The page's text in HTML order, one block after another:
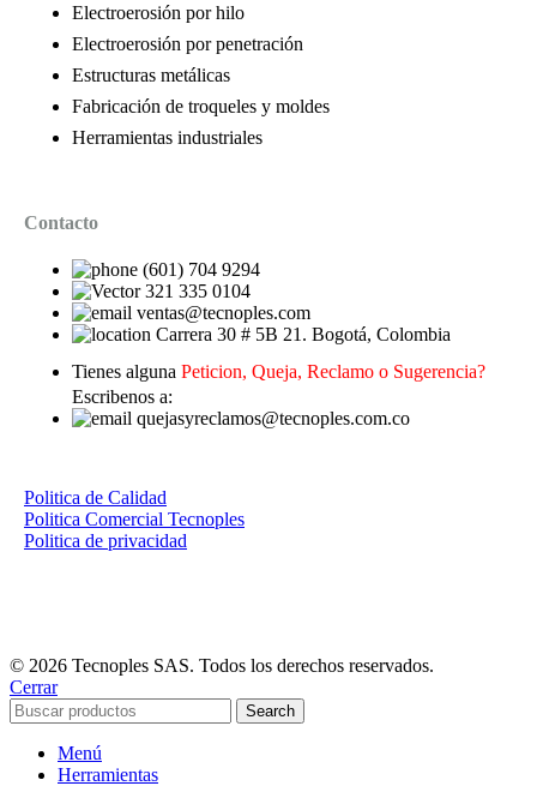
Electroerosión por hilo
Electroerosión por penetración
Estructuras metálicas
Fabricación de troqueles y moldes
Herramientas industriales
Contacto
(601) 704 9294
321 335 0104
ventas@tecnoples.com
Carrera 30 # 5B 21. Bogotá, Colombia
Tienes alguna Peticion, Queja, Reclamo o Sugerencia?
Escribenos a:
quejasyreclamos@tecnoples.com.co
Politica de Calidad
Politica Comercial Tecnoples
Politica de privacidad
© 2026 Tecnoples SAS. Todos los derechos reservados.
Cerrar
Search
Menú
Herramientas